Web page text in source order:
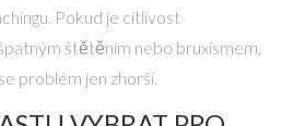
Pokud je citlivost
štětěním nebo bruxismem,
problém jen zhorší.